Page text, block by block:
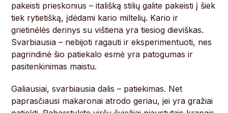
pakeisti prieskonius – itališką stilių galite pakeisti į šiek
tiek rytietišką, įdėdami kario miltelių. Kario ir
grietinėlės derinys su vištiena yra tiesiog dieviškas.
Svarbiausia – nebijoti ragauti ir eksperimentuoti, nes
pagrindinė šio patiekalo esmė yra patogumas ir
pasitenkinimas maistu.
Galiausiai, svarbiausia dalis – patiekimas. Net
paprasčiausi makaronai atrodo geriau, jei yra gražiai